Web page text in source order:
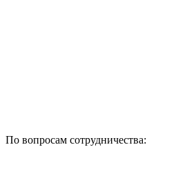
По вопросам сотрудничества: